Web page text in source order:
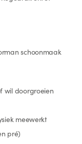
schoonmaak
wil doorgroeien
meewerkt
pré)